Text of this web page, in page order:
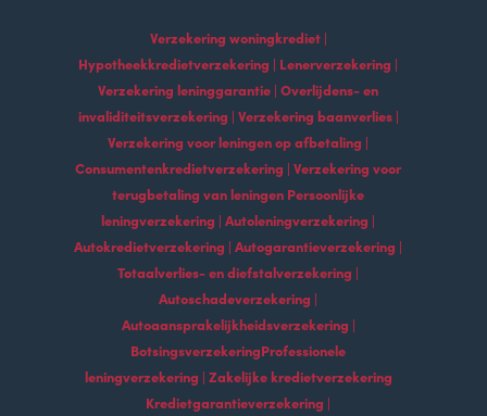
Verzekering woningkrediet |
Hypotheekkredietverzekering | Lenerverzekering |
Verzekering leninggarantie | Overlijdens- en
invaliditeitsverzekering | Verzekering baanverlies |
Verzekering voor leningen op afbetaling |
Consumentenkredietverzekering | Verzekering voor
terugbetaling van leningen Persoonlijke
leningverzekering | Autoleningverzekering |
Autokredietverzekering | Autogarantieverzekering |
Totaalverlies- en diefstalverzekering |
Autoschadeverzekering |
Autoaansprakelijkheidsverzekering |
BotsingsverzekeringProfessionele
leningverzekering | Zakelijke kredietverzekering
Kredietgarantieverzekering |